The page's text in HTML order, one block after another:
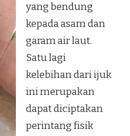
yang bendung
kepada asam dan
garam air laut.
Satu lagi
kelebihan dari ijuk
ini merupakan
dapat diciptakan
perintang fisik